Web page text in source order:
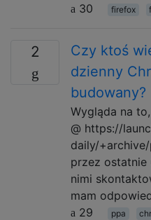
30
firefox
2
Czy ktoś
dzienny
budowany?
Wygląda na
@ https://
daily/
przez ostatnie
nimi
mam
29
ppa